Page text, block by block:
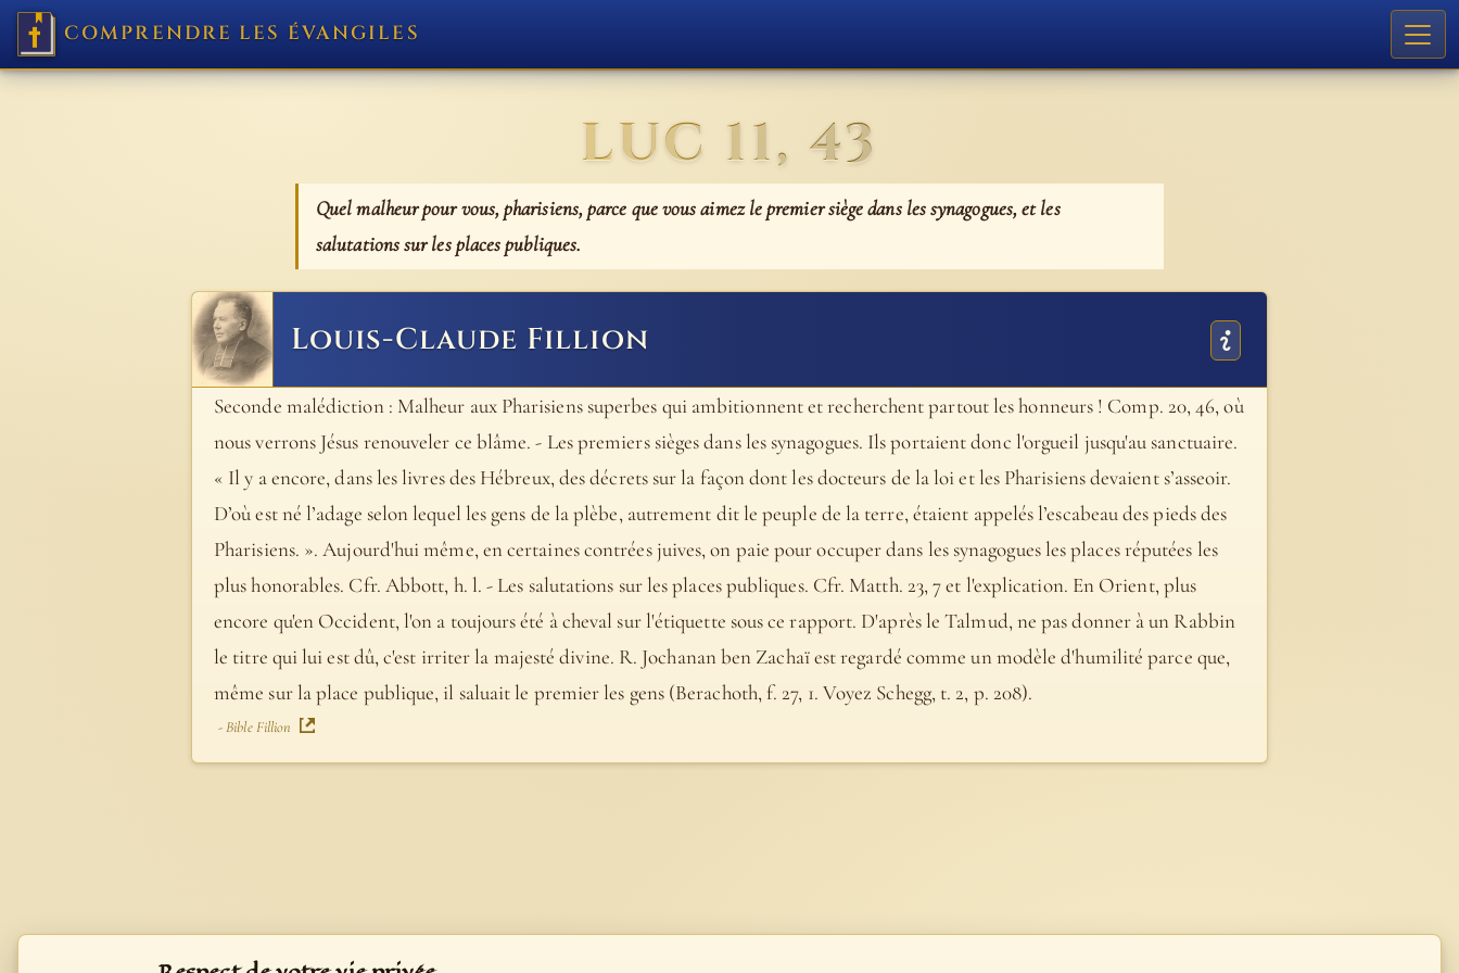
COMPRENDRE LES ÉVANGILES
LUC 11, 43
Quel malheur pour vous, pharisiens, parce que vous aimez le premier siège dans les synagogues, et les
salutations sur les places publiques.
Louis-Claude Fillion
Seconde malédiction : Malheur aux Pharisiens superbes qui ambitionnent et recherchent partout les honneurs ! Comp. 20, 46, où
nous verrons Jésus renouveler ce blâme. - Les premiers sièges dans les synagogues. Ils portaient donc l'orgueil jusqu'au sanctuaire.
« Il y a encore, dans les livres des Hébreux, des décrets sur la façon dont les docteurs de la loi et les Pharisiens devaient s’asseoir.
D’où est né l’adage selon lequel les gens de la plèbe, autrement dit le peuple de la terre, étaient appelés l’escabeau des pieds des
Pharisiens. ». Aujourd'hui même, en certaines contrées juives, on paie pour occuper dans les synagogues les places réputées les
plus honorables. Cfr. Abbott, h. l. - Les salutations sur les places publiques. Cfr. Matth. 23, 7 et l'explication. En Orient, plus
encore qu'en Occident, l'on a toujours été à cheval sur l'étiquette sous ce rapport. D'après le Talmud, ne pas donner à un Rabbin
le titre qui lui est dû, c'est irriter la majesté divine. R. Jochanan ben Zachaï est regardé comme un modèle d'humilité parce que,
même sur la place publique, il saluait le premier les gens (Berachoth, f. 27, 1. Voyez Schegg, t. 2, p. 208).
- Bible Fillion